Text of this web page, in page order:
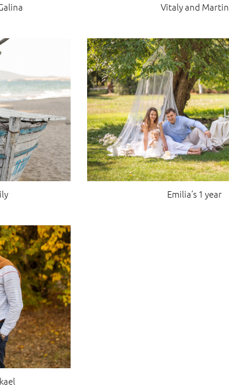
Vitaly and Martin
Emilia’s 1 year